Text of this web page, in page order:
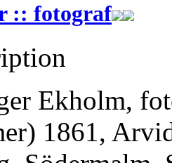
:: fotograf
Ekholm,
1861,